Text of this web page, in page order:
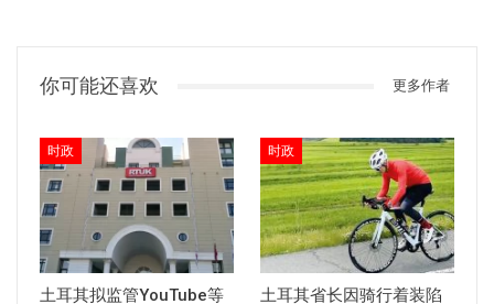
你可能还喜欢 更多作者
时政
土耳其拟监管YouTube等
时政
土耳其省长因骑行着装陷